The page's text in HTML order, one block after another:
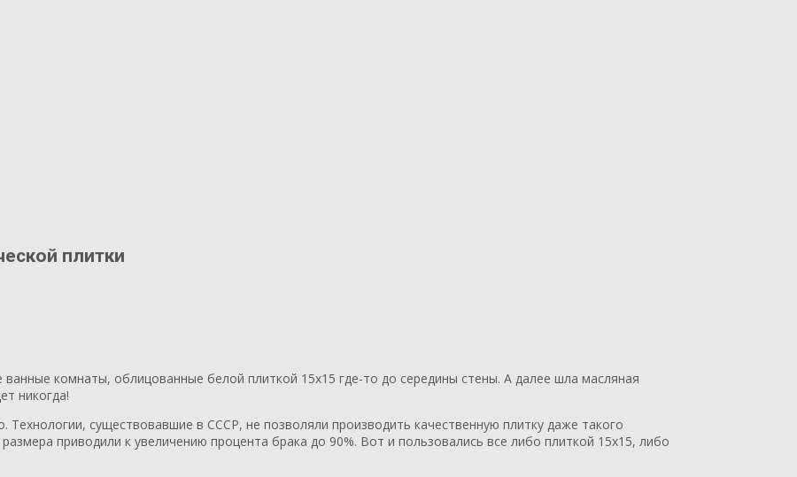
плитки
ванные комнаты, облицованные белой плиткой 15х15 где-то до середины стены. А далее шла масляная
никогда!
существовавшие в СССР, не позволяли производить качественную плитку даже такого
приводили к увеличению процента брака до 90%. Вот и пользовались все либо плиткой 15х15, либо